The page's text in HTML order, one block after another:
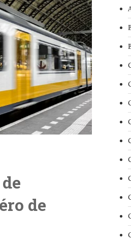
de